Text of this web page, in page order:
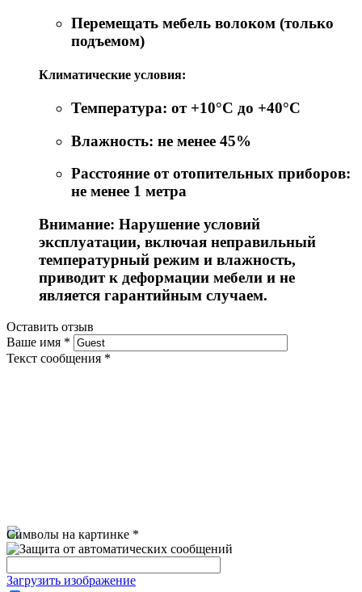
Перемещать мебель волоком (только
подъемом)
Климатические условия:
Температура: от +10°C до +40°C
Влажность: не менее 45%
Расстояние от отопительных приборов:
не менее 1 метра
Внимание: Нарушение условий
эксплуатации, включая неправильный
температурный режим и влажность,
приводит к деформации мебели и не
является гарантийным случаем.
Оставить отзыв
Ваше имя *
Текст сообщения *
Символы на картинке *
Загрузить изображение